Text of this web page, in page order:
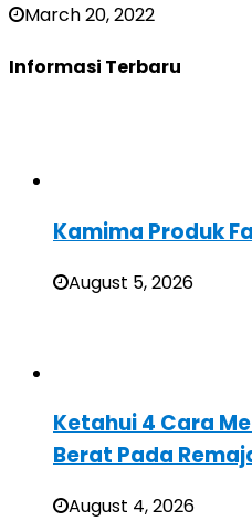
March 20, 2022
Informasi Terbaru
Kamima Produk
August 5, 2026
Ketahui 4 Cara
Berat Pada
August 4, 2026